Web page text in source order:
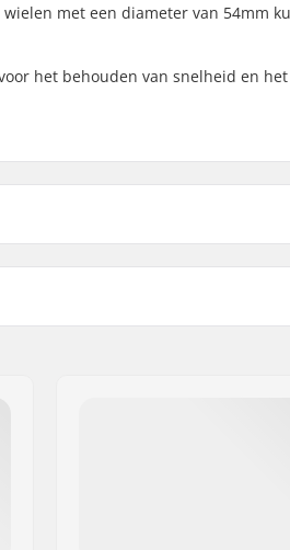
met een diameter van 54mm
het behouden van snelheid en het
Wielen per verpakking: